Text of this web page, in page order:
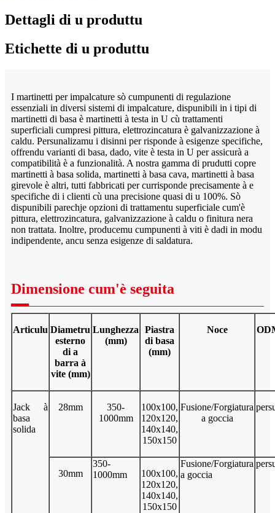
Dettagli di u produttu
Etichette di u produttu
I martinetti per impalcature sò cumpunenti di regulazione
essenziali in diversi sistemi di impalcature, dispunibili in i tipi di
martinetti di basa è martinetti à testa in U cù trattamenti
superficiali cumpresi pittura, elettrozincatura è galvanizzazione à
caldu. Persunalizamu i disinni per risponde à esigenze specifiche,
offrendu varianti di basa, dado, vite è testa in U per assicurà a
compatibilità è a funzionalità. A nostra gamma di prudutti copre
martinetti à basa solida, martinetti à basa cava, martinetti à basa
girevole è altri, tutti fabbricati per currisponde precisamente à e
specifiche di i clienti cù una precisione quasi di u 100%. Sò
dispunibili parechje opzioni di trattamentu superficiale cum'è
pittura, elettrozincatura, galvanizzazione à caldu o finitura nera
non trattata. Inoltre, producemu cumpunenti à viti è dadi in modu
indipendente, ancu senza esigenze di saldatura.
Dimensione cum'è seguita
Articulu Diametru
esterno
di a
barra à
vite (mm)
Lunghezza
(mm)
Piastra
di basa
(mm)
Noce
Jack à
basa
solida
28mm
350-
1000mm
100x100,
120x120,
140x140,
150x150
Fusione/Forgiatura
a goccia
30mm
350-
1000mm
100x100,
120x120,
140x140,
150x150
Fusione/Forgiatura
a goccia